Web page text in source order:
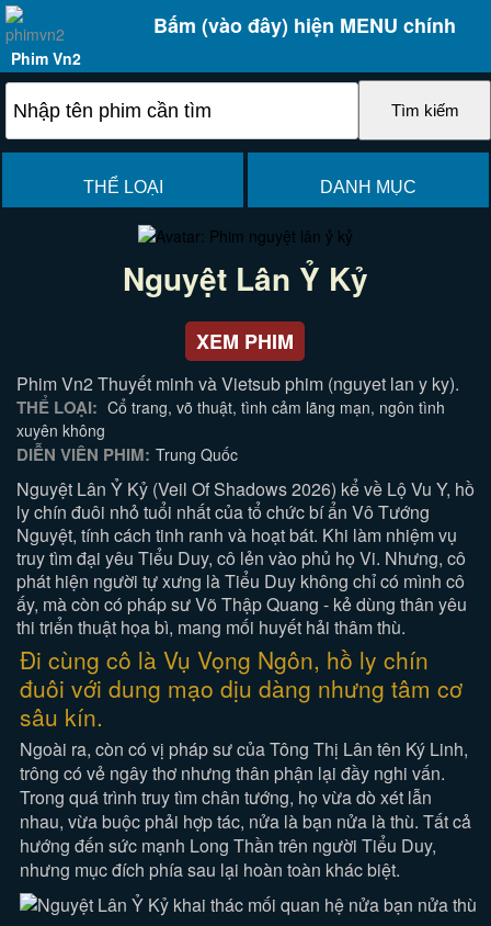
Bấm (vào đây) hiện MENU chính
Phim Vn2
THỂ LOẠI DANH MỤC
Nguyệt Lân Ỷ Kỷ
XEM PHIM
Phim Vn2 Thuyết minh và Vietsub phim (nguyet lan y ky).
THỂ LOẠI: Cổ trang, võ thuật, tình cảm lãng mạn, ngôn tình
xuyên không
DIỄN VIÊN PHIM: Trung Quốc
Nguyệt Lân Ỷ Kỷ (Veil Of Shadows 2026) kể về Lộ Vu Y, hồ
ly chín đuôi nhỏ tuổi nhất của tổ chức bí ẩn Vô Tướng
Nguyệt, tính cách tinh ranh và hoạt bát. Khi làm nhiệm vụ
truy tìm đại yêu Tiểu Duy, cô lẻn vào phủ họ Vi. Nhưng, cô
phát hiện người tự xưng là Tiểu Duy không chỉ có mình cô
ấy, mà còn có pháp sư Võ Thập Quang - kẻ dùng thân yêu
thi triển thuật họa bì, mang mối huyết hải thâm thù.
Đi cùng cô là Vụ Vọng Ngôn, hồ ly chín
đuôi với dung mạo dịu dàng nhưng tâm cơ
sâu kín.
Ngoài ra, còn có vị pháp sư của Tông Thị Lân tên Ký Linh,
trông có vẻ ngây thơ nhưng thân phận lại đầy nghi vấn.
Trong quá trình truy tìm chân tướng, họ vừa dò xét lẫn
nhau, vừa buộc phải hợp tác, nửa là bạn nửa là thù. Tất cả
hướng đến sức mạnh Long Thần trên người Tiểu Duy,
nhưng mục đích phía sau lại hoàn toàn khác biệt.